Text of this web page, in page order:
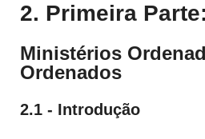
2. Primeira Parte:
Ministérios
Ordenados
2.1 - Introdução